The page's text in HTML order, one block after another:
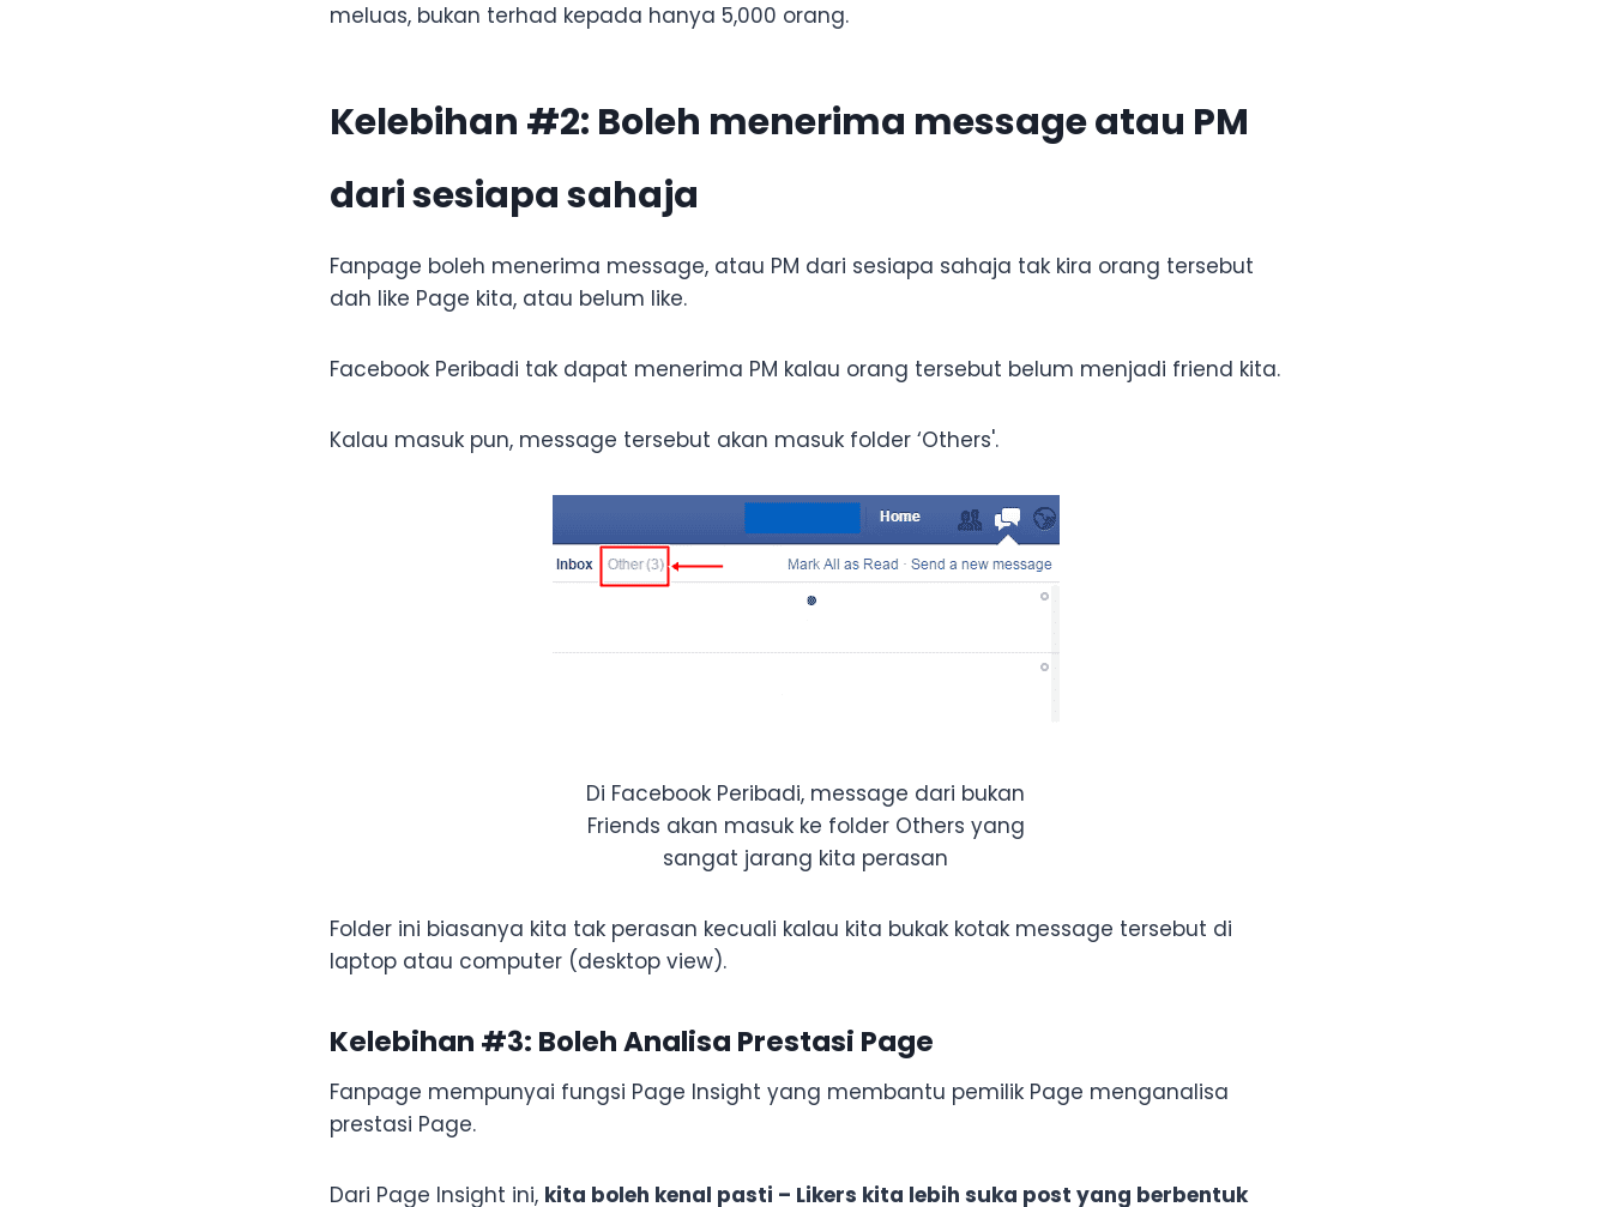
meluas, bukan terhad kepada hanya 5,000 orang.
Kelebihan #2: Boleh menerima message atau PM
dari sesiapa sahaja
Fanpage boleh menerima message, atau PM dari sesiapa sahaja tak kira orang tersebut
dah like Page kita, atau belum like.
Facebook Peribadi tak dapat menerima PM kalau orang tersebut belum menjadi friend kita.
Kalau masuk pun, message tersebut akan masuk folder ‘Others'.
Di Facebook Peribadi, message dari bukan
Friends akan masuk ke folder Others yang
sangat jarang kita perasan
Folder ini biasanya kita tak perasan kecuali kalau kita bukak kotak message tersebut di
laptop atau computer (desktop view).
Kelebihan #3: Boleh Analisa Prestasi Page
Fanpage mempunyai fungsi Page Insight yang membantu pemilik Page menganalisa
prestasi Page.
Dari Page Insight ini, kita boleh kenal pasti – Likers kita lebih suka post yang berbentuk